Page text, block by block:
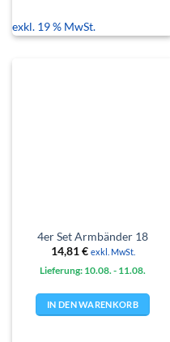
exkl. 19 % MwSt.
4er Set Armbänder 18
14,81€ exkl. MwSt.
Lieferung: 10.08. - 11.08.
IN DEN WARENKORB